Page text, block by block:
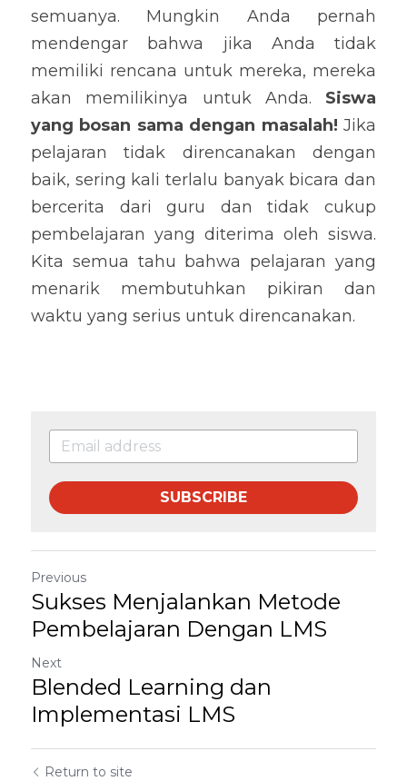
semuanya. Mungkin Anda pernah
mendengar bahwa jika Anda tidak
memiliki rencana untuk mereka, mereka
akan memilikinya untuk Anda. Siswa
yang bosan sama dengan masalah! Jika
pelajaran tidak direncanakan dengan
baik, sering kali terlalu banyak bicara dan
bercerita dari guru dan tidak cukup
pembelajaran yang diterima oleh siswa.
Kita semua tahu bahwa pelajaran yang
menarik membutuhkan pikiran dan
waktu yang serius untuk direncanakan.
SUBSCRIBE
Previous
Sukses Menjalankan Metode
Pembelajaran Dengan LMS
Next
Blended Learning dan
Implementasi LMS
Return to site